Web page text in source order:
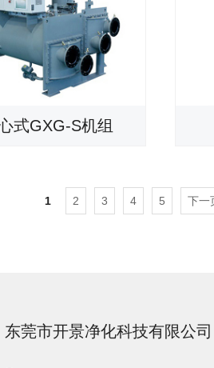
式GXG-S机组
1 2 3 4 5 下一
东莞市开景净化科技有限公司